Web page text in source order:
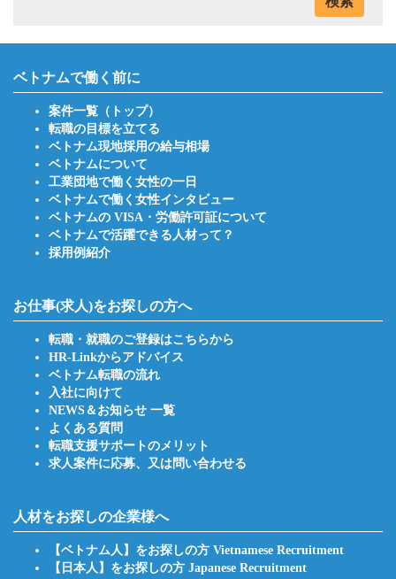
ベトナムで働く前に
案件一覧（トップ）
転職の目標を立てる
ベトナム現地採用の給与相場
ベトナムについて
工業団地で働く女性の一日
ベトナムで働く女性インタビュー
ベトナムの VISA・労働許可証について
ベトナムで活躍できる人材って？
採用例紹介
お仕事(求人)をお探しの方へ
転職・就職のご登録はこちらから
HR-Linkからアドバイス
ベトナム転職の流れ
入社に向けて
NEWS＆お知らせ 一覧
よくある質問
転職支援サポートのメリット
求人案件に応募、又は問い合わせる
人材をお探しの企業様へ
【ベトナム人】をお探しの方 Vietnamese Recruitment
【日本人】をお探しの方 Japanese Recruitment